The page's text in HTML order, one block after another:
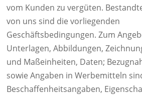
vom Kunden zu vergüten.
von uns sind die vorliegenden
Geschäftsbedingungen. Zum
Unterlagen, Abbildungen,
und Maßeinheiten, Daten;
sowie Angaben in Werbemitteln
Beschaffenheitsangaben,